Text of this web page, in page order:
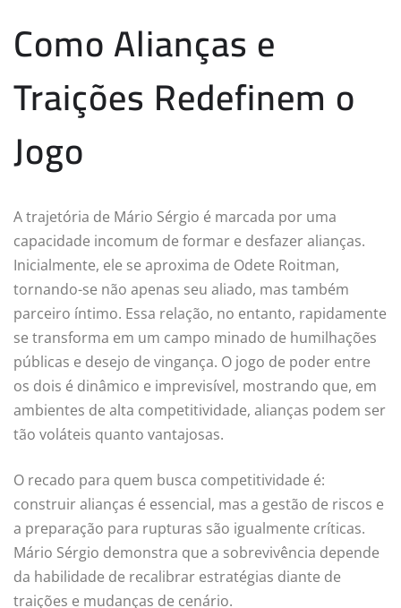
Como Alianças e
Traições Redefinem o
Jogo
A trajetória de Mário Sérgio é marcada por uma
capacidade incomum de formar e desfazer alianças.
Inicialmente, ele se aproxima de Odete Roitman,
tornando-se não apenas seu aliado, mas também
parceiro íntimo. Essa relação, no entanto, rapidamente
se transforma em um campo minado de humilhações
públicas e desejo de vingança. O jogo de poder entre
os dois é dinâmico e imprevisível, mostrando que, em
ambientes de alta competitividade, alianças podem ser
tão voláteis quanto vantajosas.
O recado para quem busca competitividade é:
construir alianças é essencial, mas a gestão de riscos e
a preparação para rupturas são igualmente críticas.
Mário Sérgio demonstra que a sobrevivência depende
da habilidade de recalibrar estratégias diante de
traições e mudanças de cenário.